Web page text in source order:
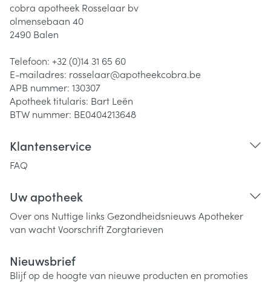
cobra apotheek Rosselaar bv
olmensebaan 40
2490 Balen
Telefoon: +32 (0)14 31 65 60
E-mailadres: rosselaar@apotheekcobra.be
APB nummer: 130307
Apotheek titularis: Bart Leën
BTW nummer: BE0404213648
Klantenservice
FAQ
Uw apotheek
Over ons Nuttige links Gezondheidsnieuws Apotheker
van wachtVoorschriftZorgtarieven
Nieuwsbrief
Blijf op de hoogte van nieuwe producten en promoties